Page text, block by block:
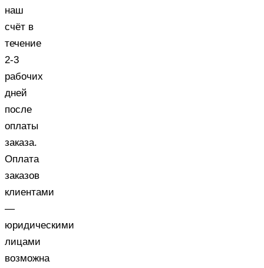
наш
счёт в
течение
2-3
рабочих
дней
после
оплаты
заказа.
Оплата
заказов
клиентами
—
юридическими
лицами
возможна